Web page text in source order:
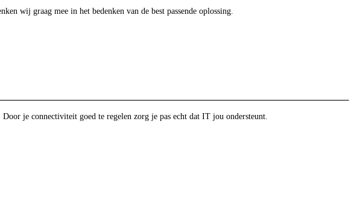
wij graag mee in het bedenken van de best passende oplossing.
je connectiviteit goed te regelen zorg je pas echt dat IT jou ondersteunt.